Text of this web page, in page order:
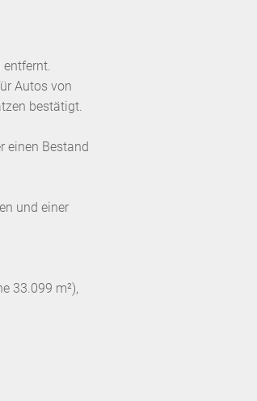
Autos von
bestätigt.
einen Bestand
und einer
33.099 m²),